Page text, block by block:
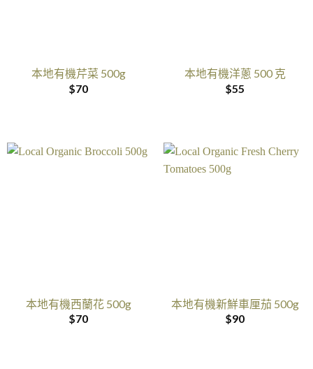
本地有機芹菜 500g
$70
本地有機洋蔥 500 克
$55
本地有機西蘭花 500g
$70
本地有機新鮮車厘茄 500g
$90